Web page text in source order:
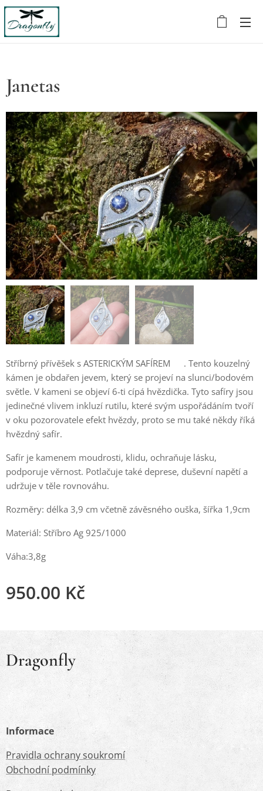
Janetas
Stříbrný přívěšek s ASTERICKÝM SAFÍREM⭐ . Tento kouzelný
kámen je obdařen jevem, který se projeví na slunci/bodovém
světle. V kameni se objeví 6-ti cípá hvězdička. Tyto safíry jsou
jedinečné vlivem inkluzí rutilu, které svým uspořádáním tvoří
v oku pozorovatele efekt hvězdy, proto se mu také někdy říká
hvězdný safír.
Safír je kamenem moudrosti, klidu, ochraňuje lásku,
podporuje věrnost. Potlačuje také deprese, duševní napětí a
udržuje v těle rovnováhu.
Rozměry: délka 3,9 cm včetně závěsného ouška, šířka 1,9cm
Materiál: Stříbro Ag 925/1000
Váha:3,8g
950.00 Kč
Dragonfly
Informace
Pravidla ochrany soukromí
Obchodní podmínky